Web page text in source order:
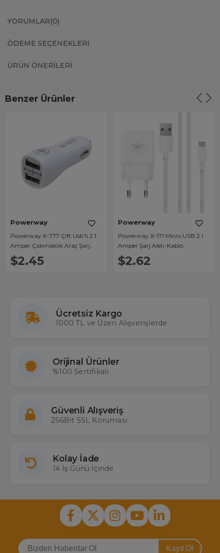
YORUMLAR(0)
ÖDEME SEÇENEKLERI
ÜRÜN ÖNERILERI
Benzer Ürünler
Powerway
Powerway X-777 Çift Usb'li 2.1
Amper Çakmaklık Araç Şarj
Cihazı
$2.45
Powerway
Powerway X-171 Micro USB 2.1
Amper Şarj Aleti-Kablo
$2.62
Ücretsiz Kargo
1000 TL ve Üzeri Alışverişlerde
Orijinal Ürünler
%100 Sertifikalı
Güvenli Alışveriş
256Bit SSL Koruması
Kolay İade
14 İş Günü İçinde
Kayıt Ol